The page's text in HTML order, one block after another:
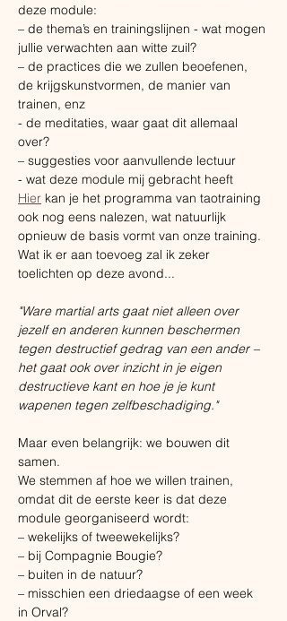
deze module:
– de thema’s en trainingslijnen - wat mogen
jullie verwachten aan witte zuil?
– de practices die we zullen beoefenen,
de krijgskunstvormen, de manier van
trainen, enz
- de meditaties, waar gaat dit allemaal
over?
– suggesties voor aanvullende lectuur
- wat deze module mij gebracht heeft
Hier kan je het programma van taotraining
ook nog eens nalezen, wat natuurlijk
opnieuw de basis vormt van onze training.
Wat ik er aan toevoeg zal ik zeker
toelichten op deze avond...
"Ware martial arts gaat niet alleen over
jezelf en anderen kunnen beschermen
tegen destructief gedrag van een ander –
het gaat ook over inzicht in je eigen
destructieve kant en hoe je je kunt
wapenen tegen zelfbeschadiging."
Maar even belangrijk: we bouwen dit
samen.
We stemmen af hoe we willen trainen,
omdat dit de eerste keer is dat deze
module georganiseerd wordt:
– wekelijks of tweewekelijks?
– bij Compagnie Bougie?
– buiten in de natuur?
– misschien een driedaagse of een week
in Orval?